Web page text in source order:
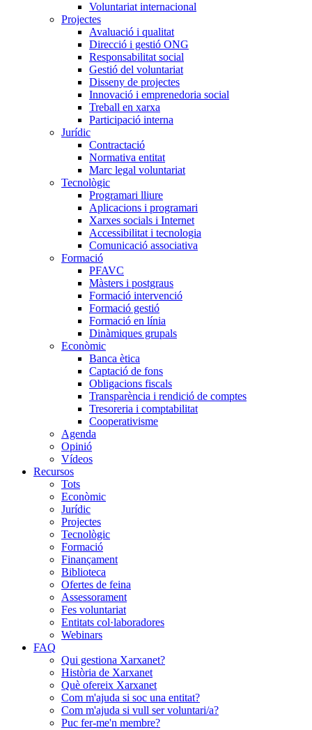
Voluntariat internacional
Projectes
Avaluació i qualitat
Direcció i gestió ONG
Responsabilitat social
Gestió del voluntariat
Disseny de projectes
Innovació i emprenedoria social
Treball en xarxa
Participació interna
Jurídic
Contractació
Normativa entitat
Marc legal voluntariat
Tecnològic
Programari lliure
Aplicacions i programari
Xarxes socials i Internet
Accessibilitat i tecnologia
Comunicació associativa
Formació
PFAVC
Màsters i postgraus
Formació intervenció
Formació gestió
Formació en línia
Dinàmiques grupals
Econòmic
Banca ètica
Captació de fons
Obligacions fiscals
Transparència i rendició de comptes
Tresoreria i comptabilitat
Cooperativisme
Agenda
Opinió
Vídeos
Recursos
Tots
Econòmic
Jurídic
Projectes
Tecnològic
Formació
Finançament
Biblioteca
Ofertes de feina
Assessorament
Fes voluntariat
Entitats col·laboradores
Webinars
FAQ
Qui gestiona Xarxanet?
Història de Xarxanet
Què ofereix Xarxanet
Com m'ajuda si soc una entitat?
Com m'ajuda si vull ser voluntari/a?
Puc fer-me'n membre?